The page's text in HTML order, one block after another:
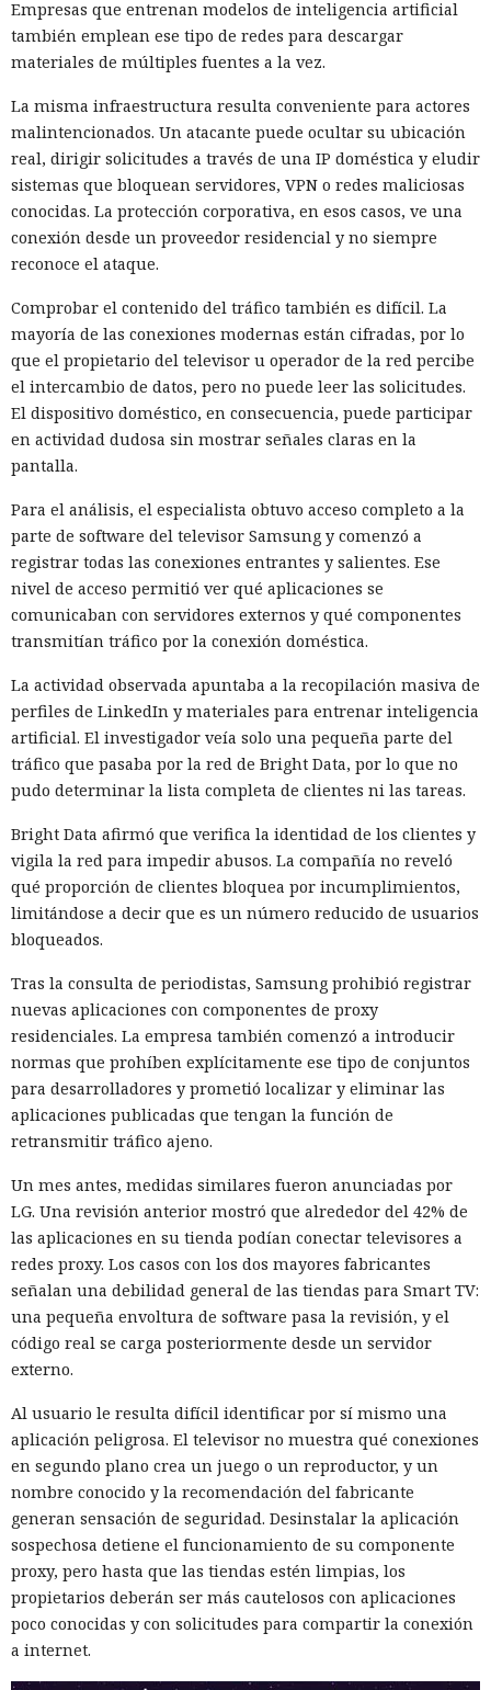
Empresas que entrenan modelos de inteligencia artificial
también emplean ese tipo de redes para descargar
materiales de múltiples fuentes a la vez.
La misma infraestructura resulta conveniente para actores
malintencionados. Un atacante puede ocultar su ubicación
real, dirigir solicitudes a través de una IP doméstica y eludir
sistemas que bloquean servidores, VPN o redes maliciosas
conocidas. La protección corporativa, en esos casos, ve una
conexión desde un proveedor residencial y no siempre
reconoce el ataque.
Comprobar el contenido del tráfico también es difícil. La
mayoría de las conexiones modernas están cifradas, por lo
que el propietario del televisor u operador de la red percibe
el intercambio de datos, pero no puede leer las solicitudes.
El dispositivo doméstico, en consecuencia, puede participar
en actividad dudosa sin mostrar señales claras en la
pantalla.
Para el análisis, el especialista obtuvo acceso completo a la
parte de software del televisor Samsung y comenzó a
registrar todas las conexiones entrantes y salientes. Ese
nivel de acceso permitió ver qué aplicaciones se
comunicaban con servidores externos y qué componentes
transmitían tráfico por la conexión doméstica.
La actividad observada apuntaba a la recopilación masiva de
perfiles de LinkedIn y materiales para entrenar inteligencia
artificial. El investigador veía solo una pequeña parte del
tráfico que pasaba por la red de Bright Data, por lo que no
pudo determinar la lista completa de clientes ni las tareas.
Bright Data afirmó que verifica la identidad de los clientes y
vigila la red para impedir abusos. La compañía no reveló
qué proporción de clientes bloquea por incumplimientos,
limitándose a decir que es un número reducido de usuarios
bloqueados.
Tras la consulta de periodistas, Samsung prohibió registrar
nuevas aplicaciones con componentes de proxy
residenciales. La empresa también comenzó a introducir
normas que prohíben explícitamente ese tipo de conjuntos
para desarrolladores y prometió localizar y eliminar las
aplicaciones publicadas que tengan la función de
retransmitir tráfico ajeno.
Un mes antes, medidas similares fueron anunciadas por
LG. Una revisión anterior mostró que alrededor del 42% de
las aplicaciones en su tienda podían conectar televisores a
redes proxy. Los casos con los dos mayores fabricantes
señalan una debilidad general de las tiendas para Smart TV:
una pequeña envoltura de software pasa la revisión, y el
código real se carga posteriormente desde un servidor
externo.
Al usuario le resulta difícil identificar por sí mismo una
aplicación peligrosa. El televisor no muestra qué conexiones
en segundo plano crea un juego o un reproductor, y un
nombre conocido y la recomendación del fabricante
generan sensación de seguridad. Desinstalar la aplicación
sospechosa detiene el funcionamiento de su componente
proxy, pero hasta que las tiendas estén limpias, los
propietarios deberán ser más cautelosos con aplicaciones
poco conocidas y con solicitudes para compartir la conexión
a internet.
Tráfico ajeno a tu costa: por
qué los creadores de Tor piden a
los usuarios que compartan su
conexión a Interne
11:05 / 05.08.2026
Ayuda voluntaria que puede transformar el acceso a
Internet de millones
Millones de personas en países con un control estricto de
Internet llevan años buscando una forma de eludir los
bloqueos —y ahora puede ayudarles el smartphone de un
voluntario cualquiera al otro lado del mundo. El proyecto
Torpresentóla aplicación Snowflake para Android, que
convierte el teléfono del usuario en un nodo proxy para
quienes no pueden acceder al Internet abierto debido a los
cortafuegos estatales.
La idea es simple: la persona instala la aplicación y
comparte una parte de su conexión a Internet. A través de
su dispositivo pasa el tráfico de otro usuario de Tor al que
las autoridades han bloqueado el acceso directo a la red.
Incluso antes del lanzamiento de la aplicación, al sistema
Snowflake se conectaban diariamente 146 000 direcciones IP
únicas.
Técnicamente, la aplicación enmascara el tráfico como una
videollamada habitual mediante la tecnología WebRTC,
desarrollada para transmitir audio y vídeo directamente
entre dispositivos. Para los censores ese tráfico parece una
conversación corriente en un mensajero, no una conexión a
un recurso prohibido.
Por ello, bloquear Snowflake resulta costoso: para cortar ese
tipo de tráfico, las autoridades tendrían que limitar una
parte significativa del intercambio normal de datos en
Internet, y no solo Tor.
La propia aplicación no da acceso a la red a quien la instala:
solo inicia en segundo plano un agente proxy y muestra
estadísticas de conexiones y del volumen de datos
transmitidos. Hay ajustes para limitar el consumo de
batería y para impedir el funcionamiento mediante datos
móviles.
Para usar los nodos proxy para acceder a Internet, es
necesario instalar el navegador Tor, la aplicación Orbot,
Onion Browser para iPhone o el mensajero Ricochet-